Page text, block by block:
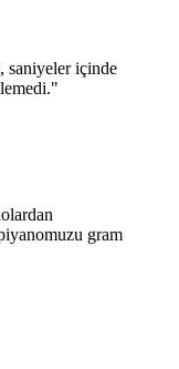
saniyeler içinde
"
gram